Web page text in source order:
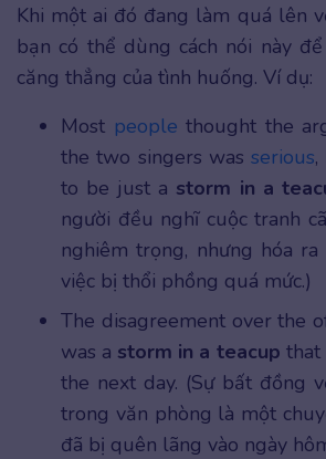
Khi một ai đó đang làm quá lên
bạn có thể dùng cách nói này
căng thẳng của tình huống. Ví dụ:
Most people thought the
the two singers was serious
to be just a storm in a
người đều nghĩ cuộc tranh
nghiêm trọng, nhưng hóa
việc bị thổi phồng quá mức.)
The disagreement over the
was a storm in a teacup that
the next day. (Sự bất đồng
trong văn phòng là một
đã bị quên lãng vào ngày